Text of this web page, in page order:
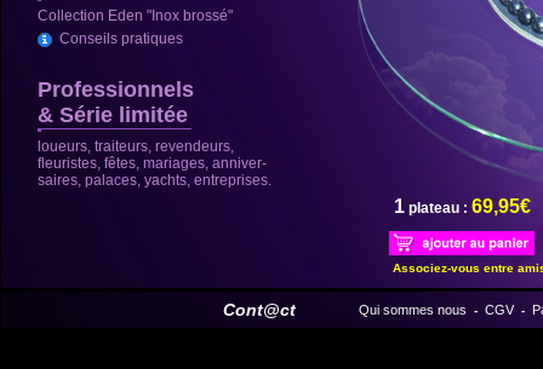
Collection Eden "Inox brossé"
Conseils pratiques
Professionnels
& Série limitée
loueurs, traiteurs, revendeurs,
fleuristes, fêtes, mariages, anniver-
saires, palaces, yachts, entreprises.
Cont@ct
1plateau : 69,95€
Associez-vous entre
Qui sommes nous - CGV-